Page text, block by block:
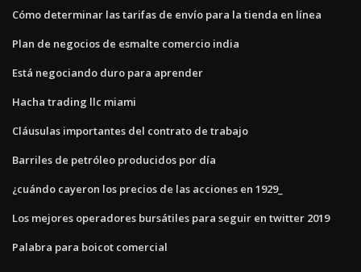
Cómo determinar las tarifas de envío para la tienda en línea
Plan de negocios de esmalte comercio india
Está negociando duro para aprender
Hacha trading llc miami
Cláusulas importantes del contrato de trabajo
Barriles de petróleo producidos por día
¿cuándo cayeron los precios de las acciones en 1929_
Los mejores operadores bursátiles para seguir en twitter 2019
Palabra para boicot comercial